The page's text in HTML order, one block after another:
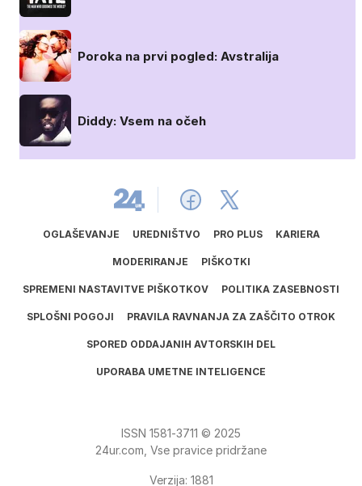
Poroka na prvi pogled: Avstralija
Diddy: Vsem na očeh
OGLAŠEVANJE UREDNIŠTVO PRO PLUS KARIERA
MODERIRANJE PIŠKOTKI
SPREMENI NASTAVITVE PIŠKOTKOV POLITIKA ZASEBNOSTI
SPLOŠNI POGOJI PRAVILA RAVNANJA ZA ZAŠČITO OTROK
SPORED ODDAJANIH AVTORSKIH DEL
UPORABA UMETNE INTELIGENCE
ISSN 1581‑3711 © 2025
24ur.com, Vse pravice pridržane
Verzija: 1881